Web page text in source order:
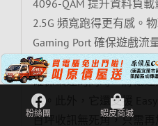
4096-QAM 提升資料負
2.5G 頻寬跑得更有感。
Gaming Port 確保遊戲流
配內建的 IoT 隔離網路
確保飆速的同時，將低
除。此外，它還支援
百坪收訊無死角，只需